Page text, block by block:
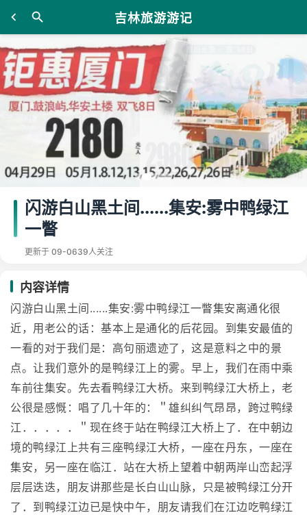
吉林旅游游记
闪游白山黑土间......集安:雾中鸭绿江
一瞥
更新于 09-0639人关注
内容详情
闪游白山黑土间......集安:雾中鸭绿江一瞥集安离通化很
近，用老公的话：基本上是通化的后花园。到集安最值的
一看的对于我们是：高句丽遗迹了，这是意料之中的景
点。让我们意外的是鸭绿江上的雾。早上，我们在雨中乘
车前往集安。先去看鸭绿江大桥。来到鸭绿江大桥上，老
公很是感慨：唱了几十年的：＂雄纠纠气昂昂，跨过鸭绿
江．．．．．＂现在终于站在鸭绿江大桥上了．在中朝边
境的鸭绿江上共有三座鸭绿江大桥，一座在丹东，一座在
集安，另一座在临江．站在大桥上望着中朝两岸山峦起浮
层层迭迭，朋友讲那些是长白山山脉，只是被鸭绿江分开
了．到鸭绿江边已是快中午，朋友请我们在江边吃鸭绿江